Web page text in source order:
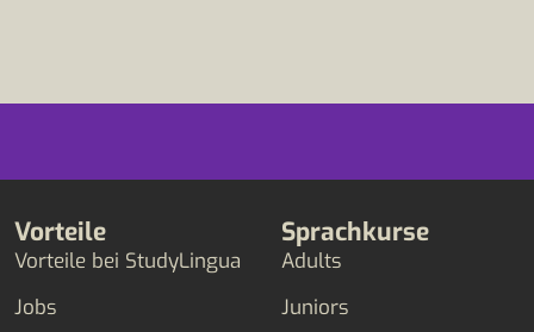
Vorteile
Vorteile bei StudyLingua
Jobs
Sprachkurse
Adults
Juniors